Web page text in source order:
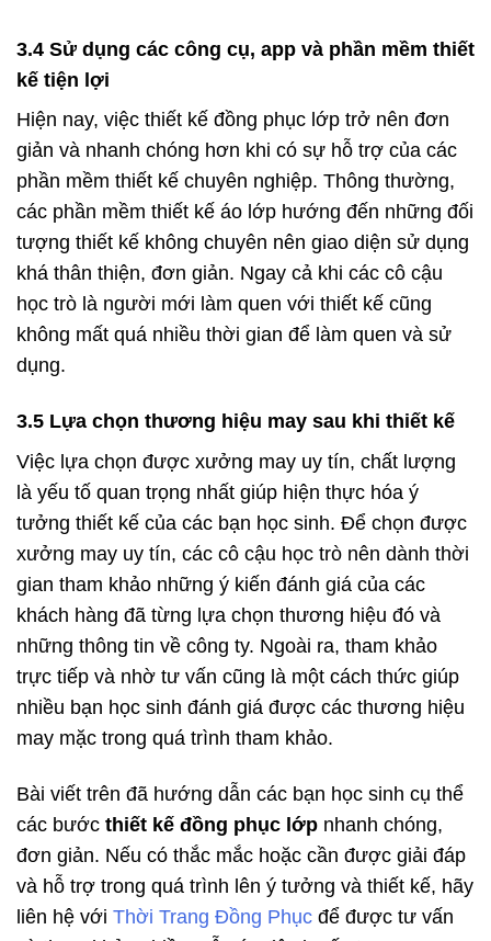
3.4 Sử dụng các công cụ, app và phần mềm thiết
kế tiện lợi
Hiện nay, việc thiết kế đồng phục lớp trở nên đơn
giản và nhanh chóng hơn khi có sự hỗ trợ của các
phần mềm thiết kế chuyên nghiệp. Thông thường,
các phần mềm thiết kế áo lớp hướng đến những đối
tượng thiết kế không chuyên nên giao diện sử dụng
khá thân thiện, đơn giản. Ngay cả khi các cô cậu
học trò là người mới làm quen với thiết kế cũng
không mất quá nhiều thời gian để làm quen và sử
dụng.
3.5 Lựa chọn thương hiệu may sau khi thiết kế
Việc lựa chọn được xưởng may uy tín, chất lượng
là yếu tố quan trọng nhất giúp hiện thực hóa ý
tưởng thiết kế của các bạn học sinh. Để chọn được
xưởng may uy tín, các cô cậu học trò nên dành thời
gian tham khảo những ý kiến đánh giá của các
khách hàng đã từng lựa chọn thương hiệu đó và
những thông tin về công ty. Ngoài ra, tham khảo
trực tiếp và nhờ tư vấn cũng là một cách thức giúp
nhiều bạn học sinh đánh giá được các thương hiệu
may mặc trong quá trình tham khảo.
Bài viết trên đã hướng dẫn các bạn học sinh cụ thể
các bước thiết kế đồng phục lớp nhanh chóng,
đơn giản. Nếu có thắc mắc hoặc cần được giải đáp
và hỗ trợ trong quá trình lên ý tưởng và thiết kế, hãy
liên hệ với Thời Trang Đồng Phục để được tư vấn